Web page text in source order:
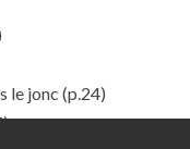
le jonc (p.24)